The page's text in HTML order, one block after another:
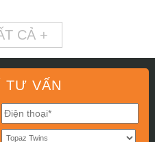
CẢ +
TƯ VẤN